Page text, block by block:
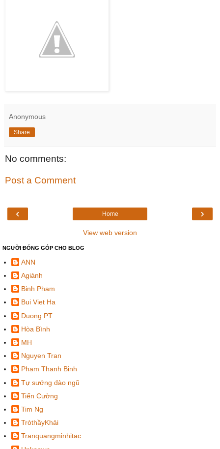
Anonymous
Share
No comments:
Post a Comment
‹ ›
Home
View web version
NGƯỜI ĐÓNG GÓP CHO BLOG
ANN
Agiành
Binh Pham
Bui Viet Ha
Duong PT
Hòa Bình
MH
Nguyen Tran
Phạm Thanh Binh
Tự sướng đào ngũ
Tiến Cường
Tim Ng
TròthầyKhải
Tranquangminhitac